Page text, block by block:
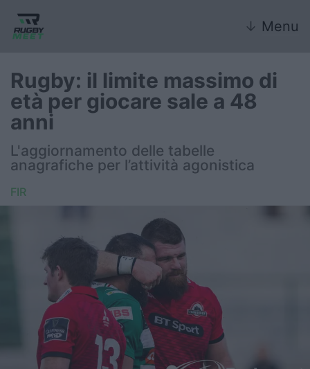
↓ Menu
Nazionale
Nazionali giovanili
Rugby Sevens
Internazionale
6 Nazioni
United Rugby Championship
Top14
Premiership
Rugby: il limite massimo di
età per giocare sale a 48
anni
L'aggiornamento delle tabelle
anagrafiche per l’attività agonistica
FIR